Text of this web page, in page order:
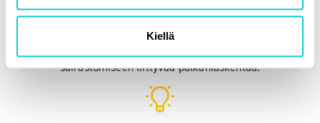
Kiellä
Esimerkkejä käytännön tilanteista
Palvelussa on runsaasti esimerkkejä, jotka koskevat
sairastumiseen liittyvää palkanlaskentaa.